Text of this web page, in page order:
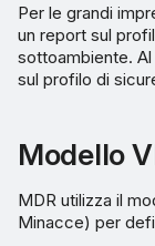
Per le grandi
un report sul
sottoambiente.
sul profilo di
Modello
MDR utilizza il
Minacce) per